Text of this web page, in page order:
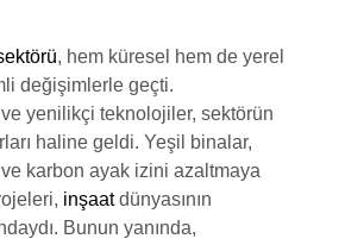
, hem küresel hem de yerel
değişimlerle geçti.
yenilikçi teknolojiler, sektörün
haline geldi. Yeşil binalar,
karbon ayak izini azaltmaya
inşaatdünyasının
Bunun yanında,